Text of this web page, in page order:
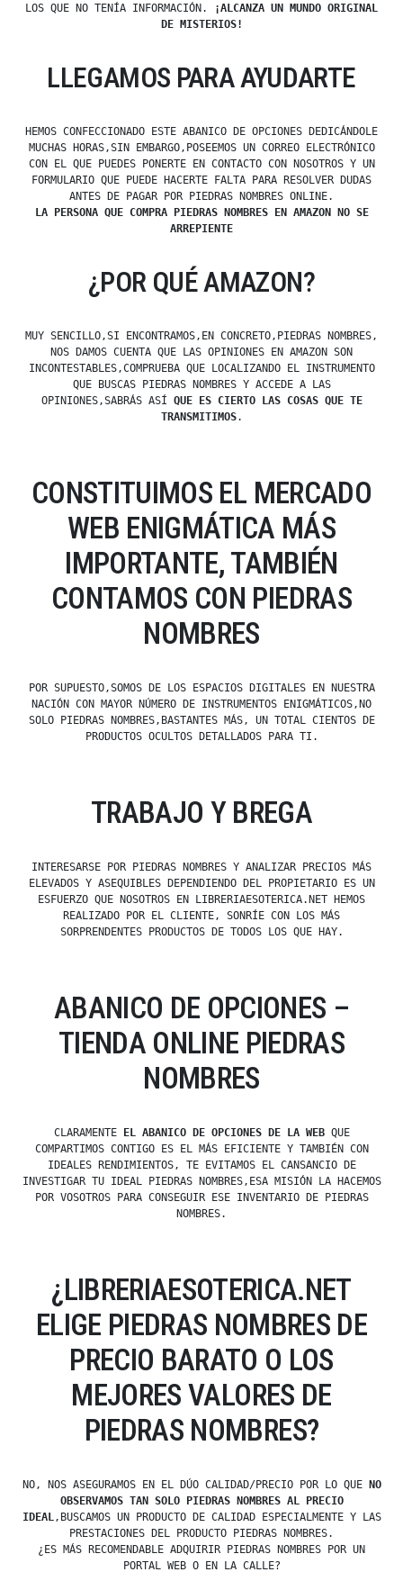
LOS QUE NO TENÍA INFORMACIÓN.
¡ALCANZA UN MUNDO ORIGINAL
DE MISTERIOS!
LLEGAMOS PARA AYUDARTE
HEMOS CONFECCIONADO ESTE ABANICO DE OPCIONES DEDICÁNDOLE
MUCHAS HORAS,SIN EMBARGO,POSEEMOS UN CORREO ELECTRÓNICO
CON EL QUE PUEDES PONERTE EN CONTACTO CON NOSOTROS Y UN
FORMULARIO QUE PUEDE HACERTE FALTA PARA RESOLVER DUDAS
ANTES DE PAGAR POR PIEDRAS NOMBRES ONLINE.
LA PERSONA QUE COMPRA PIEDRAS NOMBRES EN AMAZON NO SE
ARREPIENTE
¿POR QUÉ AMAZON?
MUY SENCILLO,SI ENCONTRAMOS,EN CONCRETO,PIEDRAS NOMBRES,
NOS DAMOS CUENTA QUE LAS OPINIONES EN AMAZON SON
INCONTESTABLES,COMPRUEBA QUE LOCALIZANDO EL INSTRUMENTO
QUE BUSCAS PIEDRAS NOMBRES Y ACCEDE A LAS
OPINIONES,SABRÁS ASÍ QUE ES CIERTO LAS COSAS QUE TE
TRANSMITIMOS.
CONSTITUIMOS EL MERCADO
WEB ENIGMÁTICA MÁS
IMPORTANTE, TAMBIÉN
CONTAMOS CON PIEDRAS
NOMBRES
POR SUPUESTO,SOMOS DE LOS ESPACIOS DIGITALES EN NUESTRA
NACIÓN CON MAYOR NÚMERO DE INSTRUMENTOS ENIGMÁTICOS,NO
SOLO PIEDRAS NOMBRES,BASTANTES MÁS, UN TOTAL CIENTOS DE
PRODUCTOS OCULTOS DETALLADOS PARA TI.
TRABAJO Y BREGA
INTERESARSE POR PIEDRAS NOMBRES Y ANALIZAR PRECIOS MÁS
ELEVADOS Y ASEQUIBLES DEPENDIENDO DEL PROPIETARIO ES UN
ESFUERZO QUE NOSOTROS EN LIBRERIAESOTERICA.NET HEMOS
REALIZADO POR EL CLIENTE, SONRÍE CON LOS MÁS
SORPRENDENTES PRODUCTOS DE TODOS LOS QUE HAY.
ABANICO DE OPCIONES –
TIENDA ONLINE PIEDRAS
NOMBRES
CLARAMENTE EL ABANICO DE OPCIONES DE LA WEBQUE
COMPARTIMOS CONTIGO ES EL MÁS EFICIENTE Y TAMBIÉN CON
IDEALES RENDIMIENTOS, TE EVITAMOS EL CANSANCIO DE
INVESTIGAR TU IDEAL PIEDRAS NOMBRES,ESA MISIÓN LA HACEMOS
POR VOSOTROS PARA CONSEGUIR ESE INVENTARIO DE PIEDRAS
NOMBRES.
¿LIBRERIAESOTERICA.NET
ELIGE PIEDRAS NOMBRES DE
PRECIO BARATO O LOS
MEJORES VALORES DE
PIEDRAS NOMBRES?
NO, NOS ASEGURAMOS EN EL DÚO CALIDAD/PRECIO POR LO QUE
NO
OBSERVAMOS TAN SOLO PIEDRAS NOMBRES AL PRECIO
IDEAL,BUSCAMOS UN PRODUCTO DE CALIDAD ESPECIALMENTE Y LAS
PRESTACIONES DEL PRODUCTO PIEDRAS NOMBRES.
¿ES MÁS RECOMENDABLE ADQUIRIR PIEDRAS NOMBRES POR UN
PORTAL WEB O EN LA CALLE?